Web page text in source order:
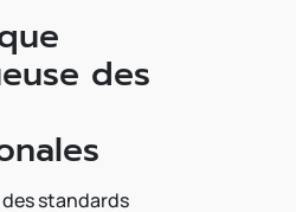
des
standards